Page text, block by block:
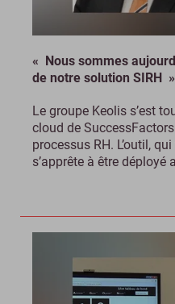
« Nous sommes
de notre solution SIRH »
Le groupe Keolis s’est
cloud de
processus RH. L’outil,
s’apprête à être